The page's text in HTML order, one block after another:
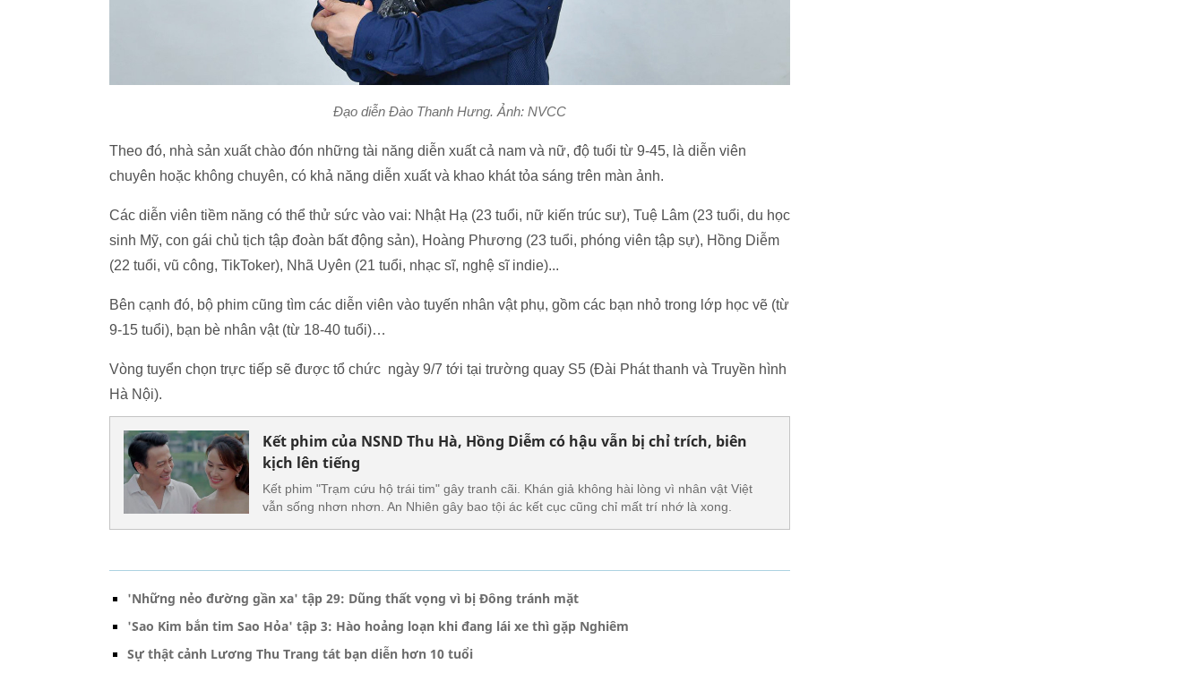
Đạo diễn Đào Thanh Hưng. Ảnh: NVCC
Theo đó, nhà sản xuất chào đón những tài năng diễn xuất cả nam và nữ, độ tuổi từ 9-45, là diễn viên
chuyên hoặc không chuyên, có khả năng diễn xuất và khao khát tỏa sáng trên màn ảnh.
Các diễn viên tiềm năng có thể thử sức vào vai: Nhật Hạ (23 tuổi, nữ kiến trúc sư), Tuệ Lâm (23 tuổi, du học
sinh Mỹ, con gái chủ tịch tập đoàn bất động sản), Hoàng Phương (23 tuổi, phóng viên tập sự), Hồng Diễm
(22 tuổi, vũ công, TikToker), Nhã Uyên (21 tuổi, nhạc sĩ, nghệ sĩ indie)...
Bên cạnh đó, bộ phim cũng tìm các diễn viên vào tuyến nhân vật phụ, gồm các bạn nhỏ trong lớp học vẽ (từ
9-15 tuổi), bạn bè nhân vật (từ 18-40 tuổi)…
Vòng tuyển chọn trực tiếp sẽ được tổ chức ngày 9/7 tới tại trường quay S5 (Đài Phát thanh và Truyền hình
Hà Nội).
Kết phim của NSND Thu Hà, Hồng Diễm có hậu vẫn bị chỉ trích, biên
kịch lên tiếng
Kết phim "Trạm cứu hộ trái tim" gây tranh cãi. Khán giả không hài lòng vì nhân vật Việt
vẫn sống nhơn nhơn. An Nhiên gây bao tội ác kết cục cũng chỉ mất trí nhớ là xong.
'Những nẻo đường gần xa' tập 29: Dũng thất vọng vì bị Đông tránh mặt
'Sao Kim bắn tim Sao Hỏa' tập 3: Hào hoảng loạn khi đang lái xe thì gặp Nghiêm
Sự thật cảnh Lương Thu Trang tát bạn diễn hơn 10 tuổi